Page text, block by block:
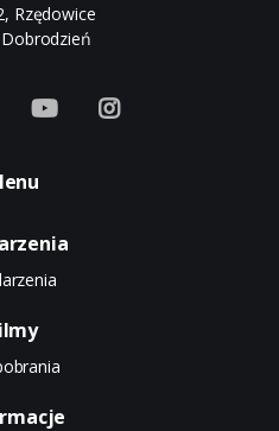
Rzędowice